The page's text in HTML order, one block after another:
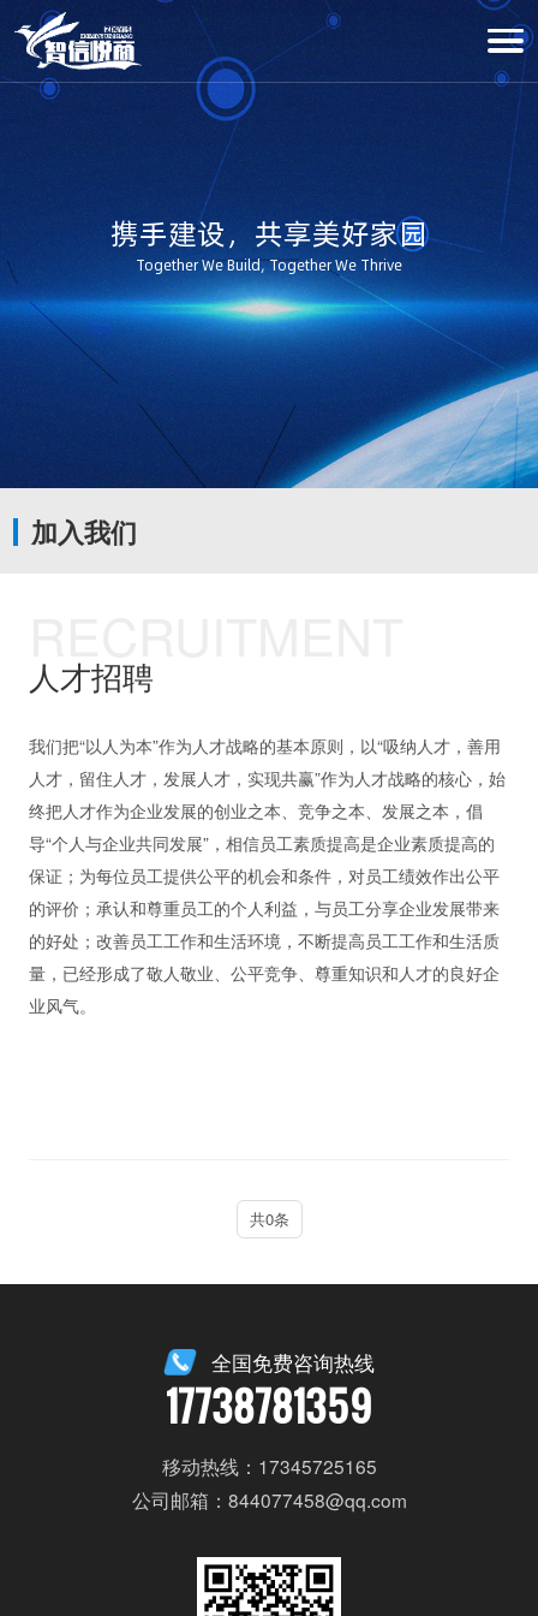
携手建设，共享美好家园
Together We Build, Together We Thrive
加入我们
人才招聘
我们把“以人为本”作为人才战略的基本原则，以“吸纳人才，善用
人才，留住人才，发展人才，实现共赢”作为人才战略的核心，始
终把人才作为企业发展的创业之本、竞争之本、发展之本，倡
导“个人与企业共同发展”，相信员工素质提高是企业素质提高的
保证；为每位员工提供公平的机会和条件，对员工绩效作出公平
的评价；承认和尊重员工的个人利益，与员工分享企业发展带来
的好处；改善员工工作和生活环境，不断提高员工工作和生活质
量，已经形成了敬人敬业、公平竞争、尊重知识和人才的良好企
业风气。
共0条
全国免费咨询热线
17738781359
移动热线：17345725165
公司邮箱：844077458@qq.com